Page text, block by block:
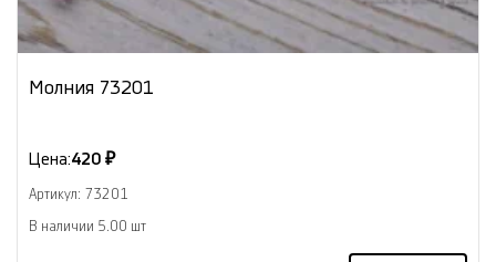
Молния 73201
Цена:420 ₽
Артикул: 73201
В наличии 5.00 шт